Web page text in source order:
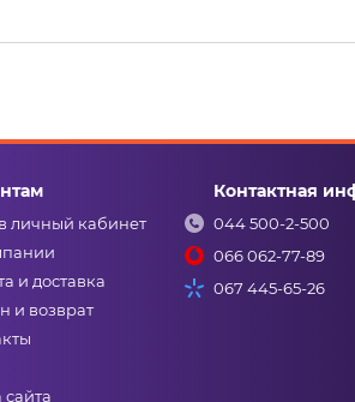
личный кабинет
и доставка
и возврат
сайта
Контактная
044 500-2-500
066 062-77-89
067 445-65-26